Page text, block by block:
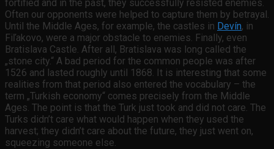
fortified and in the past, they successfully resisted enemies.
Often our opponents were helped to capture them by betrayal.
Until the Middle Ages, for example, the castles in Devín, in
Fiľakovo, were a major obstacle to enemies. Finally, even
Bratislava Castle. After all, Bratislava was long called the
„stone city.“ A bad period for the common people was after
1526 and lasted roughly until 1868. It is interesting that some
realities from that period also entered the vocabulary – the
term „Turkish economy“ comes precisely from the Middle
Ages. The point is that the Turk just took and did not care. The
Turks didn’t care what would happen when they used the
harvest; they didn’t care about the future, they just went on,
squeezing someone else.